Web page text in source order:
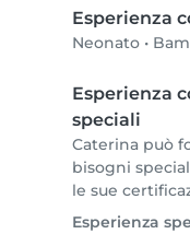
Esperienza
Neonato •
Esperienza
speciali
Caterina può
bisogni
le sue
Esperienza